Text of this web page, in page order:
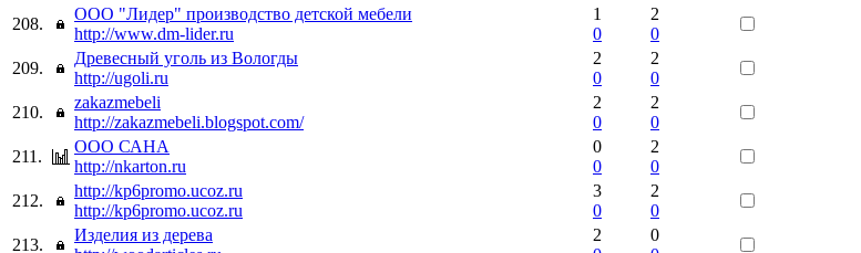
208.
ООО "Лидер" производство детской мебели
http://www.dm-lider.ru
1
0
2
0
209.
Древесный уголь из Вологды
http://ugoli.ru
2
0
2
0
210.
zakazmebeli
http://zakazmebeli.blogspot.com/
2
0
2
0
211.
ООО САНА
http://nkarton.ru
0
0
2
0
212.
http://kp6promo.ucoz.ru
http://kp6promo.ucoz.ru
3
0
2
0
213.
Изделия из дерева
2
0